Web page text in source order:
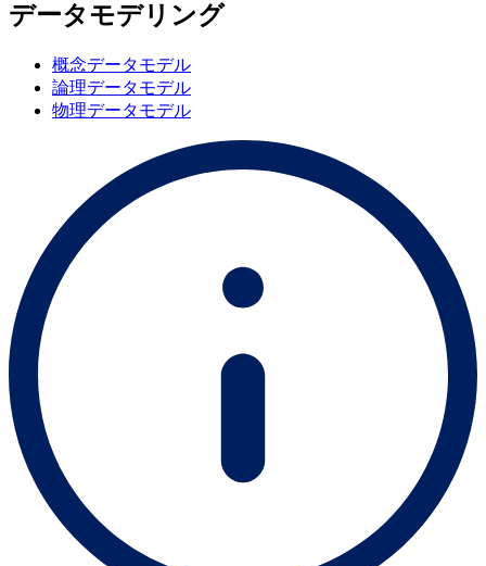
データモデリング
概念データモデル
論理データモデル
物理データモデル